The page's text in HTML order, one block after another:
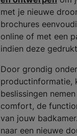
met je nieuwe
brochures
online of met een
indien deze
Door grondig
productinformatie,
beslissingen
comfort, de
van jouw
naar een nieuwe